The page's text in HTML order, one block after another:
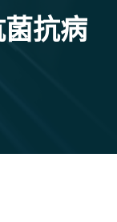
抗病